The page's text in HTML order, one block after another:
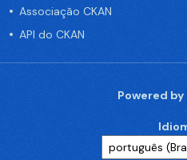
Associação CKAN
API do CKAN
Powered by